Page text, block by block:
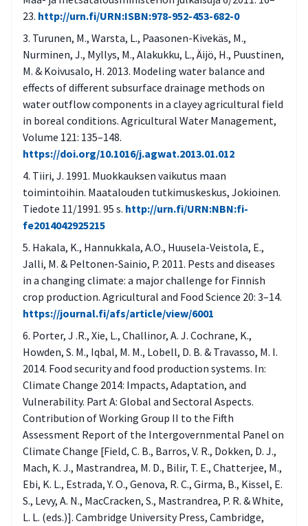
23. http://urn.fi/URN:ISBN:978-952-453-682-0
Turunen, M., Warsta, L., Paasonen-Kivekäs, M.,
Nurminen, J., Myllys, M., Alakukku, L., Äijö, H., Puustinen,
M. & Koivusalo, H. 2013. Modeling water balance and
effects of different subsurface drainage methods on
water outflow components in a clayey agricultural field
in boreal conditions. Agricultural Water Management,
Volume 121: 135–148.
https://doi.org/10.1016/j.agwat.2013.01.012
Tiiri, J. 1991. Muokkauksen vaikutus maan
toimintoihin. Maatalouden tutkimuskeskus, Jokioinen.
Tiedote 11/1991. 95 s. http://urn.fi/URN:NBN:fi-
fe2014042925215
Hakala, K., Hannukkala, A.O., Huusela-Veistola, E.,
Jalli, M. & Peltonen-Sainio, P. 2011. Pests and diseases
in a changing climate: a major challenge for Finnish
crop production. Agricultural and Food Science 20: 3–14.
https://journal.fi/afs/article/view/6001
Porter, J .R., Xie, L., Challinor, A. J. Cochrane, K.,
Howden, S. M., Iqbal, M. M., Lobell, D. B. & Travasso, M. I.
2014. Food security and food production systems. In:
Climate Change 2014: Impacts, Adaptation, and
Vulnerability. Part A: Global and Sectoral Aspects.
Contribution of Working Group II to the Fifth
Assessment Report of the Intergovernmental Panel on
Climate Change [Field, C. B., Barros, V. R., Dokken, D. J.,
Mach, K. J., Mastrandrea, M. D., Bilir, T. E., Chatterjee, M.,
Ebi, K. L., Estrada, Y. O., Genova, R. C., Girma, B., Kissel, E.
S., Levy, A. N., MacCracken, S., Mastrandrea, P. R. & White,
L. L. (eds.)]. Cambridge University Press, Cambridge,